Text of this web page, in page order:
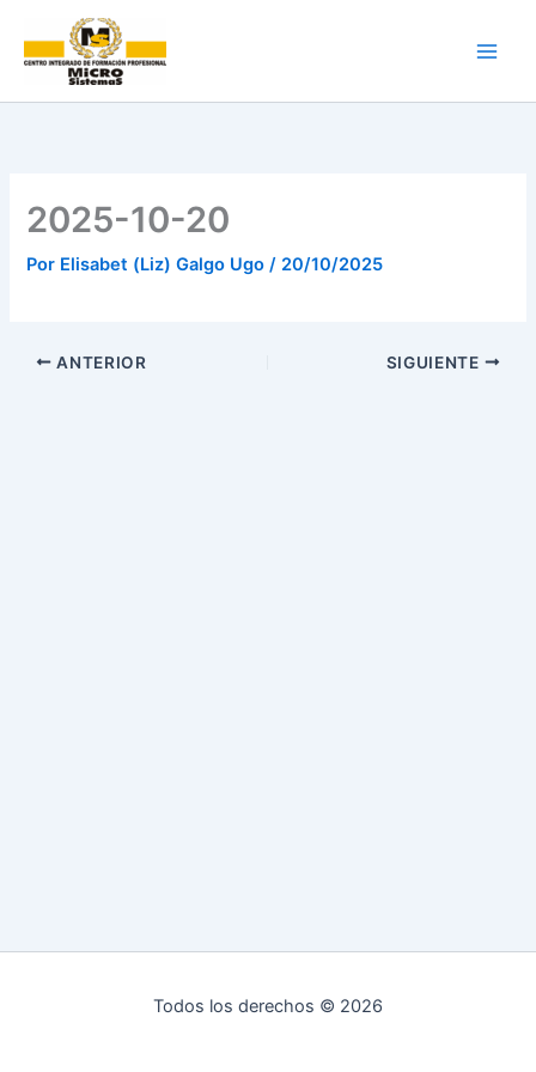
contenido
2025-10-20
Por Elisabet (Liz) Galgo Ugo/ 20/10/2025
ANTERIOR SIGUIENTE
Todos los derechos © 2026